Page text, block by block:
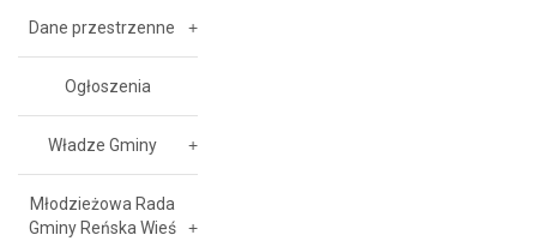
Dane przestrzenne
Ogłoszenia
Władze Gminy
Młodzieżowa Rada
Gminy Reńska Wieś